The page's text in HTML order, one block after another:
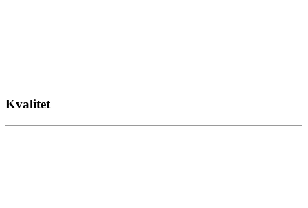
Kvalitet